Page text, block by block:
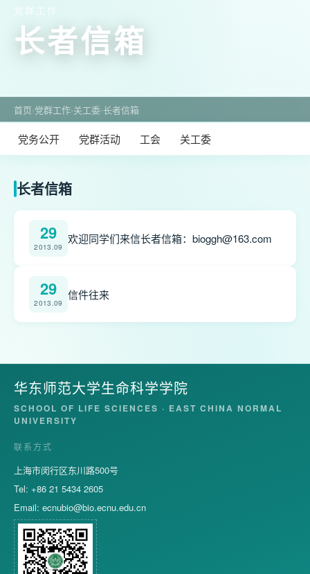
党群工作
长者信箱
首页›党群工作›关工委›长者信箱
党务公开 党群活动 工会 关工委
长者信箱
29
2013.09
欢迎同学们来信长者信箱：bioggh@163.com
29
2013.09
信件往来
华东师范大学生命科学学院
SCHOOL OF LIFE SCIENCES · EAST CHINA NORMAL
UNIVERSITY
联系方式
上海市闵行区东川路500号
Tel: +86 21 5434 2605
Email: ecnubio@bio.ecnu.edu.cn